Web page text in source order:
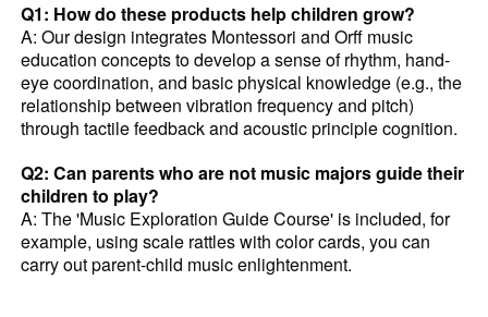
Q1: How do these products help children grow?
A: Our design integrates Montessori and Orff music
education concepts to develop a sense of rhythm, hand-
eye coordination, and basic physical knowledge (e.g., the
relationship between vibration frequency and pitch)
through tactile feedback and acoustic principle cognition.
Q2: Can parents who are not music majors guide their
children to play?
A: The 'Music Exploration Guide Course' is included, for
example, using scale rattles with color cards, you can
carry out parent-child music enlightenment.